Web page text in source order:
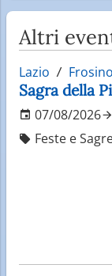
Altri
Lazio
Sagra della
07/08/2026
Feste e